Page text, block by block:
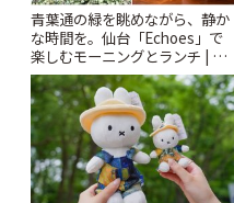
青葉通の緑を眺めながら、静か
な時間を。仙台「Echoes」で
楽しむモーニングとランチ | こ
とりっぷ